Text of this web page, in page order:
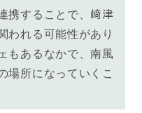
することで、 﨑津
われる可能性があり
もあるなかで、南風
場所になっていくこ